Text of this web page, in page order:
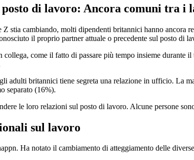
di lavoro: Ancora comuni tra i
Z stia cambiando, molti dipendenti britannici hanno
il proprio partner attuale o precedente sul posto di
come il fatto di passare più tempo insieme
adulti britannici tiene segreta una relazione in ufficio. La
separato (16%).
le loro relazioni sul posto di lavoro. Alcune persone
sul lavoro
Ha notato il cambiamento di atteggiamento delle